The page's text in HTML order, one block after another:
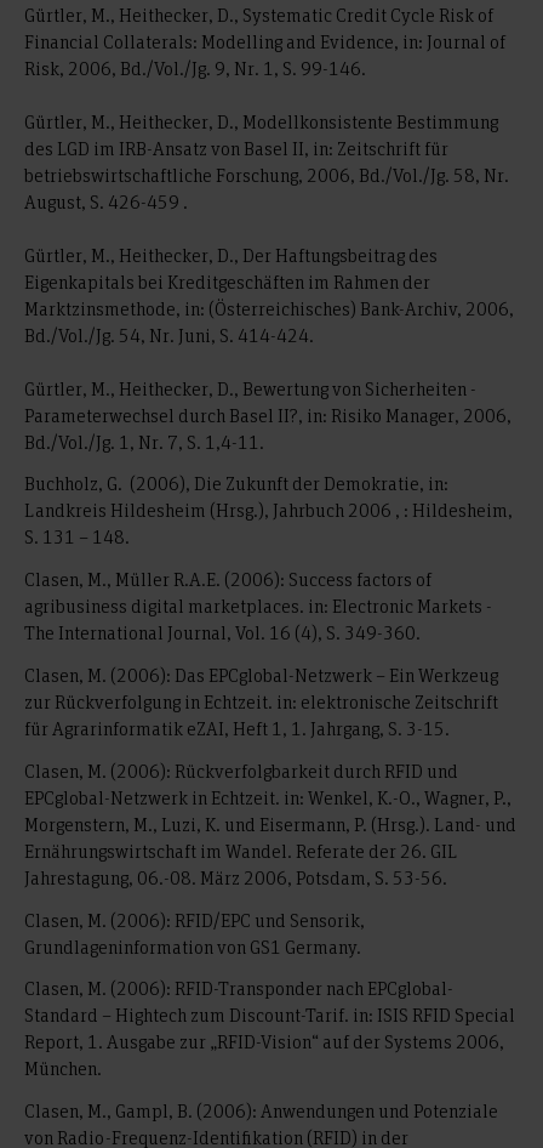
Gürtler, M., Heithecker, D., Systematic Credit Cycle Risk of
Financial Collaterals: Modelling and Evidence, in: Journal of
Risk, 2006, Bd./Vol./Jg. 9, Nr. 1, S. 99-146.
Gürtler, M., Heithecker, D., Modellkonsistente Bestimmung
des LGD im IRB-Ansatz von Basel II, in: Zeitschrift für
betriebswirtschaftliche Forschung, 2006, Bd./Vol./Jg. 58, Nr.
August, S. 426-459 .
Gürtler, M., Heithecker, D., Der Haftungsbeitrag des
Eigenkapitals bei Kreditgeschäften im Rahmen der
Marktzinsmethode, in: (Österreichisches) Bank-Archiv, 2006,
Bd./Vol./Jg. 54, Nr. Juni, S. 414-424.
Gürtler, M., Heithecker, D., Bewertung von Sicherheiten -
Parameterwechsel durch Basel II?, in: Risiko Manager, 2006,
Bd./Vol./Jg. 1, Nr. 7, S. 1,4-11.
Buchholz, G. (2006), Die Zukunft der Demokratie, in:
Landkreis Hildesheim (Hrsg.), Jahrbuch 2006 , : Hildesheim,
S. 131 – 148.
Clasen, M., Müller R.A.E. (2006): Success factors of
agribusiness digital marketplaces. in: Electronic Markets -
The International Journal, Vol. 16 (4), S. 349-360.
Clasen, M. (2006): Das EPCglobal-Netzwerk – Ein Werkzeug
zur Rückverfolgung in Echtzeit. in: elektronische Zeitschrift
für Agrarinformatik eZAI, Heft 1, 1. Jahrgang, S. 3-15.
Clasen, M. (2006): Rückverfolgbarkeit durch RFID und
EPCglobal-Netzwerk in Echtzeit. in: Wenkel, K.-O., Wagner, P.,
Morgenstern, M., Luzi, K. und Eisermann, P. (Hrsg.). Land- und
Ernährungswirtschaft im Wandel. Referate der 26. GIL
Jahrestagung, 06.-08. März 2006, Potsdam, S. 53-56.
Clasen, M. (2006): RFID/EPC und Sensorik,
Grundlageninformation von GS1 Germany.
Clasen, M. (2006): RFID-Transponder nach EPCglobal-
Standard – Hightech zum Discount-Tarif. in: ISIS RFID Special
Report, 1. Ausgabe zur „RFID-Vision“ auf der Systems 2006,
München.
Clasen, M., Gampl, B. (2006): Anwendungen und Potenziale
von Radio-Frequenz-Identifikation (RFID) in der